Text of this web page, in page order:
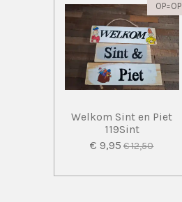
OP=OP
Welkom Sint en Piet
119Sint
€ 9,95 € 12,50